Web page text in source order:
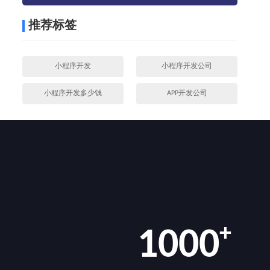
推荐标签
小程序开发 小程序开发公司
小程序开发多少钱 APP开发公司
1000+